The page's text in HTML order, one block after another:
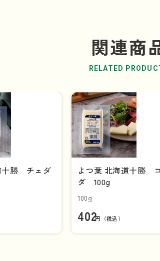
とよく合います。
関連商
RELATED
十勝 チェダ
よつ葉 北海道十勝
ダ 100g
100g
402円（税込）